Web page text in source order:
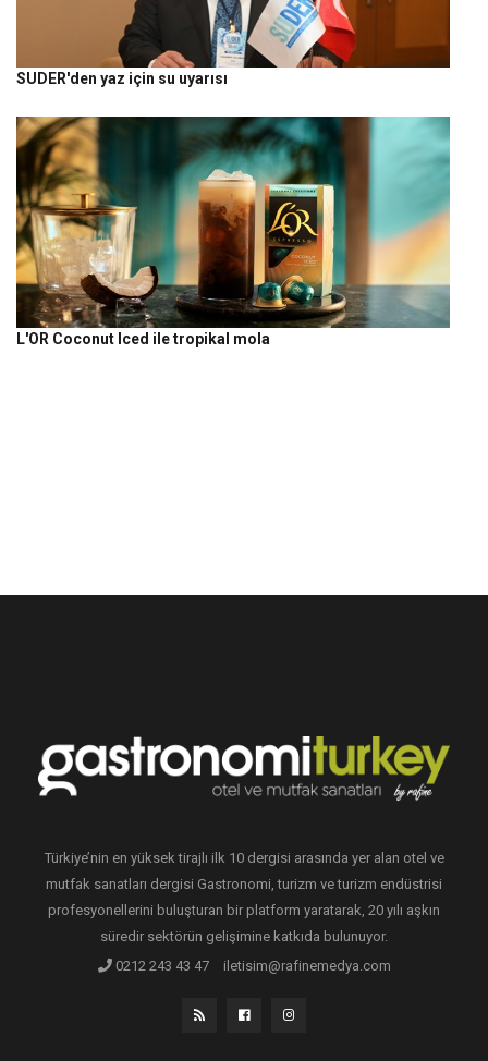
SUDER'den yaz için su uyarısı
L'OR Coconut Iced ile tropikal mola
Türkiye’nin en yüksek tirajlı ilk 10 dergisi arasında yer alan otel ve
mutfak sanatları dergisi Gastronomi, turizm ve turizm endüstrisi
profesyonellerini buluşturan bir platform yaratarak, 20 yılı aşkın
süredir sektörün gelişimine katkıda bulunuyor.
0212 243 43 47
iletisim@rafinemedya.com